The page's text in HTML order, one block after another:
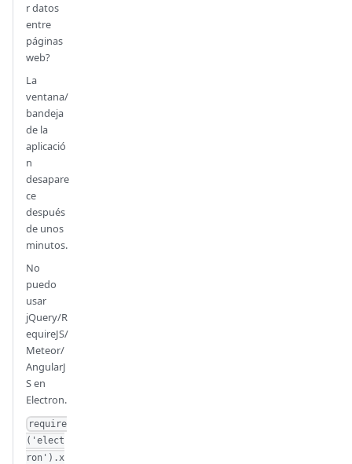
r datos
entre
páginas
web?
La
ventana/
bandeja
de la
aplicació
n
desapare
ce
después
de unos
minutos.
No
puedo
usar
jQuery/R
equireJS/
Meteor/
AngularJ
S en
Electron.
require
('elect
ron').x